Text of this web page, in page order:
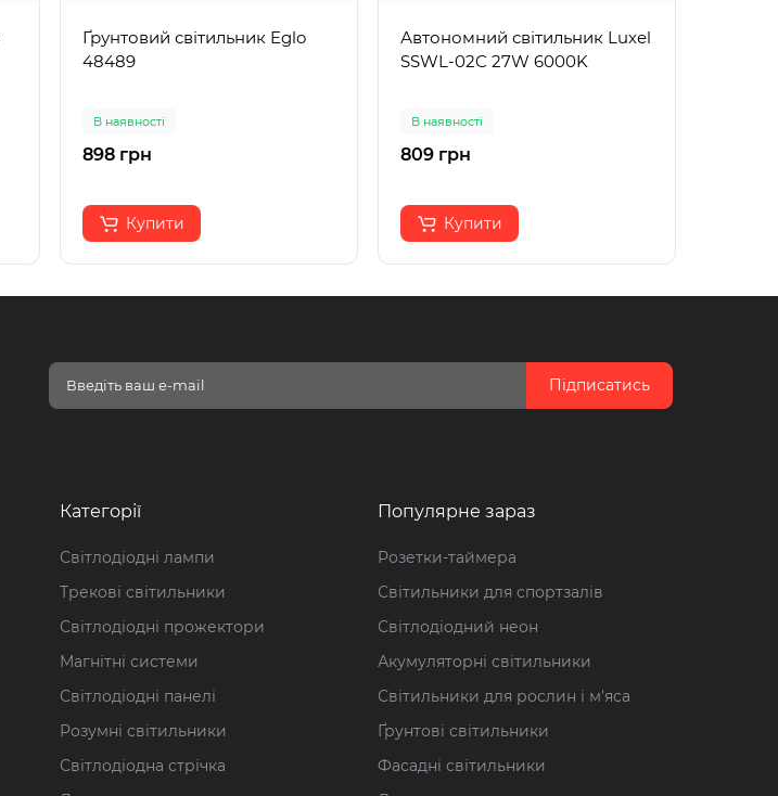
Ґрунтовий світильник Eglo
48489
В наявності
898 грн
Купити
Автономний світильник Luxel
SSWL-02C 27W 6000K
В наявності
809 грн
Купити
Підписатись
Категорії
Світлодіодні лампи
Трекові світильники
Світлодіодні прожектори
Магнітні системи
Світлодіодні панелі
Розумні світильники
Світлодіодна стрічка
Популярне зараз
Розетки-таймера
Світильники для спортзалів
Світлодіодний неон
Акумуляторні світильники
Світильники для рослин і м'яса
Ґрунтові світильники
Фасадні світильники